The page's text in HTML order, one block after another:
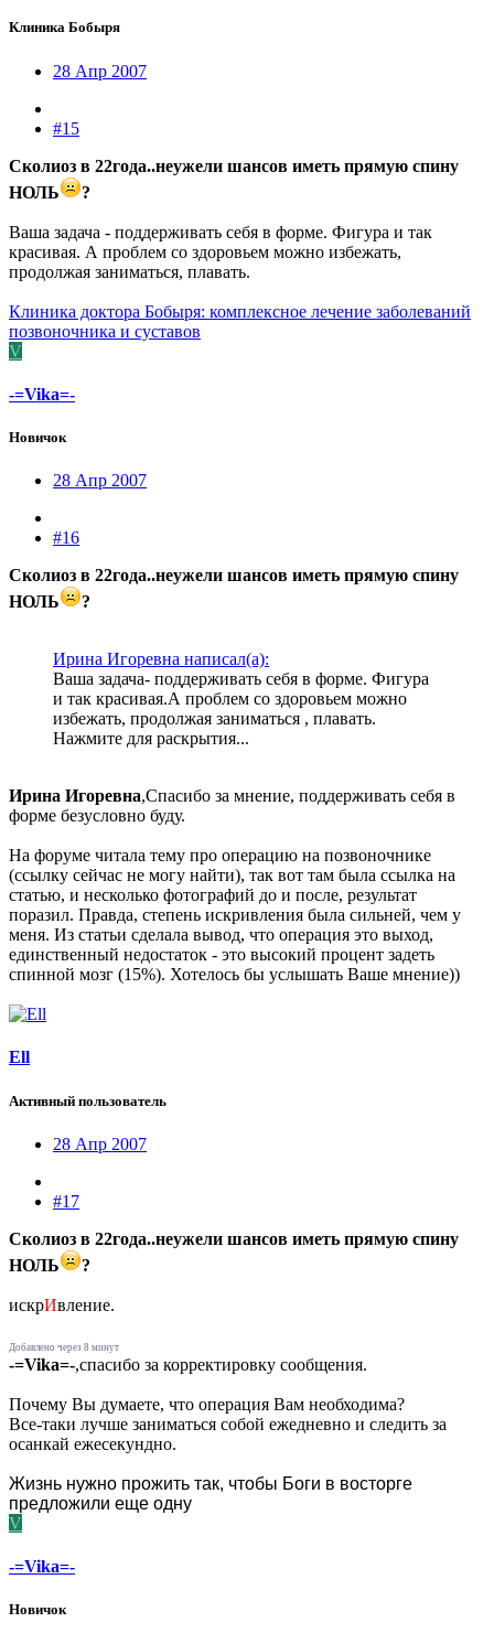
Клиника Бобыря
28 Апр 2007
#15
Сколиоз в 22года..неужели шансов иметь прямую спину
НОЛЬ
?
Ваша задача - поддерживать себя в форме. Фигура и так
красивая. А проблем со здоровьем можно избежать,
продолжая заниматься, плавать.
Клиника доктора Бобыря: комплексное лечение заболеваний
позвоночника и суставов
V
-=Vika=-
Новичок
28 Апр 2007
#16
Сколиоз в 22года..неужели шансов иметь прямую спину
НОЛЬ
?
Ирина Игоревна написал(а):
Ваша задача- поддерживать себя в форме. Фигура
и так красивая.А проблем со здоровьем можно
избежать, продолжая заниматься , плавать.
Нажмите для раскрытия...
Ирина Игоревна,Спасибо за мнение, поддерживать себя в
форме безусловно буду.
На форуме читала тему про операцию на позвоночнике
(ссылку сейчас не могу найти), так вот там была ссылка на
статью, и несколько фотографий до и после, результат
поразил. Правда, степень искривления была сильней, чем у
меня. Из статьи сделала вывод, что операция это выход,
единственный недостаток - это высокий процент задеть
спинной мозг (15%). Хотелось бы услышать Ваше мнение))
Ell
Активный пользователь
28 Апр 2007
#17
Сколиоз в 22года..неужели шансов иметь прямую спину
НОЛЬ
?
искрИвление.
Добавлено через 8 минут
-=Vika=-,спасибо за корректировку сообщения.
Почему Вы думаете, что операция Вам необходима?
Все-таки лучше заниматься собой ежедневно и следить за
осанкай ежесекундно.
Жизнь нужно прожить так, чтобы Боги в восторге
предложили еще одну
V
-=Vika=-
Новичок